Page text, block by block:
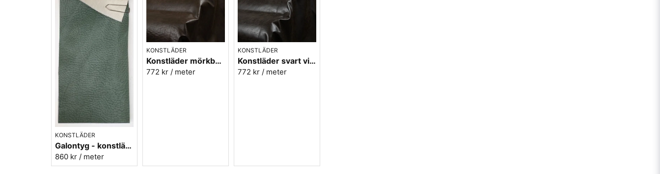
KONSTLÄDER
Galontyg - konstläder grågrön - Select 13
860 kr / meter
KONSTLÄDER
Konstläder mörkbrun vintage - Rodeo tobacco nr.46
772 kr / meter
KONSTLÄDER
Konstläder svart vintage - Rodeo night nr.4
772 kr / meter